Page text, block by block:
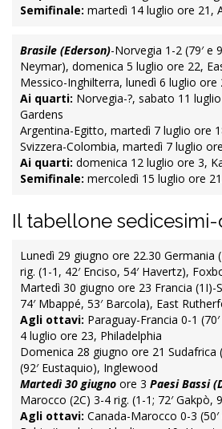
Semifinale: martedì 14 luglio ore 21,
Brasile (Ederson)-Norvegia 1-2 (79′ e
Neymar), domenica 5 luglio ore 22,
Messico-Inghilterra, lunedì 6 luglio ore
Ai quarti: Norvegia-?, sabato 11
Gardens
Argentina-Egitto, martedì 7 luglio ore
Svizzera-Colombia, martedì 7 luglio
Ai quarti: domenica 12 luglio ore 3,
Semifinale: mercoledì 15 luglio ore
Il tabellone
Lunedì 29 giugno ore 22.30 Germania
rig. (1-1, 42′ Enciso, 54′ Havertz),
Martedì 30 giugno ore 23 Francia (1I)-
74′ Mbappé, 53′ Barcola), East
Agli ottavi: Paraguay-Francia 0-1
4 luglio ore 23, Philadelphia
Domenica 28 giugno ore 21 Sudafrica
(92′ Eustaquio), Inglewood
Martedì 30 giugno ore 3 Paesi Bassi
Marocco (2C) 3-4 rig. (1-1; 72′ Gakpò,
Agli ottavi: Canada-Marocco 0-3 (50′